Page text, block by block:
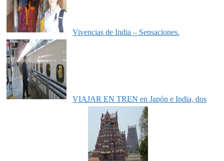
Vivencias de India – Sensaciones.
VIAJAR EN TREN en Japón e India, dos